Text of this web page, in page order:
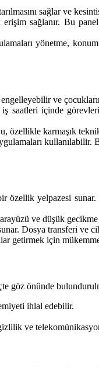
sağlar ve
sağlanır. Bu
yönetme,
ve
iş saatleri içinde
özellikle karmaşık
kullanılabilir.
yelpazesi sunar.
ve düşük
Dosya transferi ve
getirmek için
göz önünde
ihlal edebilir.
ve